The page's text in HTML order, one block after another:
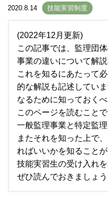
2020.8.14 技能実習制度
(2022年12月更新)
この記事では、監理団
事業の違いについて解説
これを知るにあたって
的な解説も記述してい
なるために知っておく
このページを読むことで
一般監理事業と特定監
またそれを知った上で
ればいいかを知ることが
技能実習生の受け入れ
ぜひ読んでおきましょう